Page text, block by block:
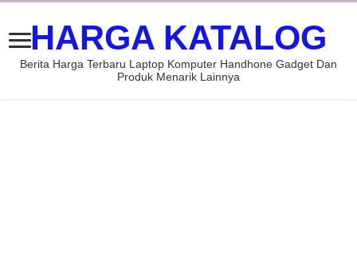
HARGA KATALOG
Berita Harga Terbaru Laptop Komputer Handhone Gadget Dan
Produk Menarik Lainnya